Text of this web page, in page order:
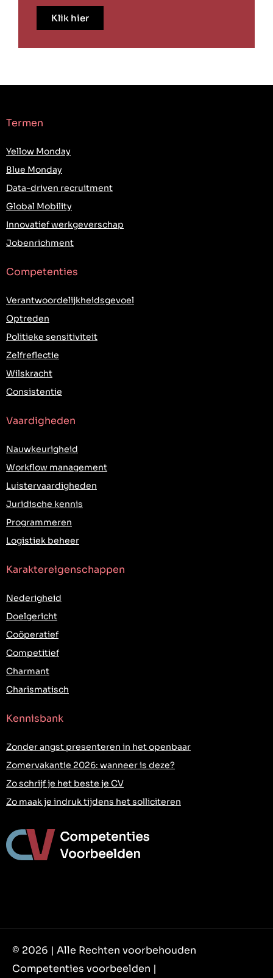
Klik hier
Termen
Yellow Monday
Blue Monday
Data-driven recruitment
Global Mobility
Innovatief werkgeverschap
Jobenrichment
Competenties
Verantwoordelijkheidsgevoel
Optreden
Politieke sensitiviteit
Zelfreflectie
Wilskracht
Consistentie
Vaardigheden
Nauwkeurigheid
Workflow management
Luistervaardigheden
Juridische kennis
Programmeren
Logistiek beheer
Karaktereigenschappen
Nederigheid
Doelgericht
Coöperatief
Competitief
Charmant
Charismatisch
Kennisbank
Zonder angst presenteren in het openbaar
Zomervakantie 2026: wanneer is deze?
Zo schrijf je het beste je CV
Zo maak je indruk tijdens het solliciteren
© 2026 | Alle Rechten voorbehouden
Competenties voorbeelden |